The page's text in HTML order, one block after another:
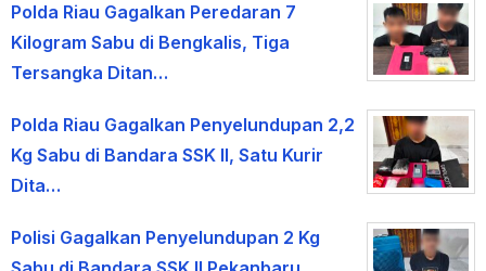
Polda Riau Gagalkan Peredaran 7
Kilogram Sabu di Bengkalis, Tiga
Tersangka Ditan…
Polda Riau Gagalkan Penyelundupan 2,2
Kg Sabu di Bandara SSK II, Satu Kurir
Dita…
Polisi Gagalkan Penyelundupan 2 Kg